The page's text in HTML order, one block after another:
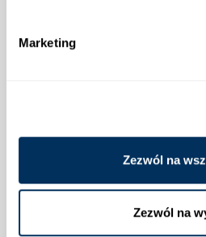
Marketing
Zezwól na
Zezwól na